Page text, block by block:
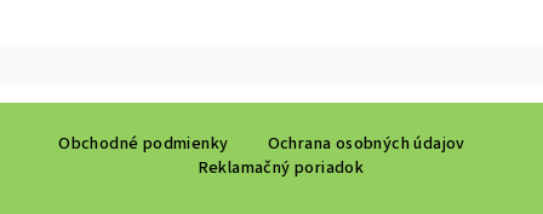
Obchodné podmienky
Ochrana osobných údajov
Reklamačný poriadok